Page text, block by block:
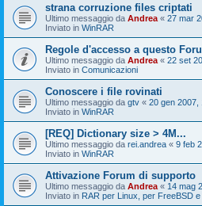
strana corruzione files criptati
Ultimo messaggio da Andrea « 27 mar
Inviato in WinRAR
Regole d'accesso a questo
Ultimo messaggio da Andrea « 22 set
Inviato in Comunicazioni
Conoscere i file rovinati
Ultimo messaggio da gtv « 20 gen 2007,
Inviato in WinRAR
[REQ] Dictionary size > 4M...
Ultimo messaggio da rei.andrea « 9 feb
Inviato in WinRAR
Attivazione Forum di supporto
Ultimo messaggio da Andrea « 14 mag
Inviato in RAR per Linux, per FreeBSD